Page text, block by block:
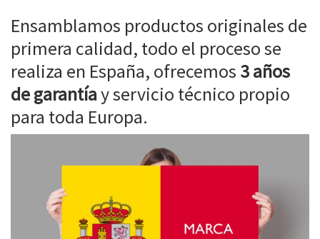
Ensamblamos productos originales de
primera calidad, todo el proceso se
realiza en España, ofrecemos 3 años
de garantíay servicio técnico propio
para toda Europa.